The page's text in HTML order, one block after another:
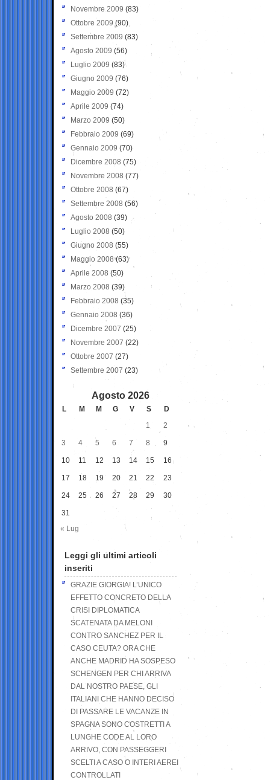
Novembre 2009 (83)
Ottobre 2009 (90)
Settembre 2009 (83)
Agosto 2009 (56)
Luglio 2009 (83)
Giugno 2009 (76)
Maggio 2009 (72)
Aprile 2009 (74)
Marzo 2009 (50)
Febbraio 2009 (69)
Gennaio 2009 (70)
Dicembre 2008 (75)
Novembre 2008 (77)
Ottobre 2008 (67)
Settembre 2008 (56)
Agosto 2008 (39)
Luglio 2008 (50)
Giugno 2008 (55)
Maggio 2008(63)
Aprile 2008 (50)
Marzo 2008 (39)
Febbraio 2008 (35)
Gennaio 2008 (36)
Dicembre 2007 (25)
Novembre 2007 (22)
Ottobre 2007 (27)
Settembre 2007 (23)
Agosto 2026
L M M G V S
D
1
2
3 4 5 6 7 8 9
10 11 12 13 14 15 16
17 18 19 20 21 22 23
24 25 26 27 28 29 30
31
« Lug
Leggi gli ultimi articoli
inseriti
GRAZIE GIORGIA! L’UNICO
EFFETTO CONCRETO DELLA
CRISI DIPLOMATICA
SCATENATA DA MELONI
CONTRO SANCHEZ PER IL
CASO CEUTA? ORA CHE
ANCHE MADRID HA SOSPESO
SCHENGEN PER CHI ARRIVA
DAL NOSTRO PAESE, GLI
ITALIANI CHE HANNO DECISO
DI PASSARE LE VACANZE IN
SPAGNA SONO COSTRETTI A
LUNGHE CODE AL LORO
ARRIVO, CON PASSEGGERI
SCELTI A CASO O INTERI AEREI
CONTROLLATI